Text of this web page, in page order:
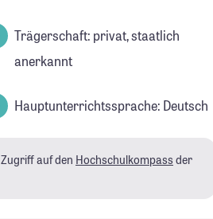
Trägerschaft: privat, staatlich
anerkannt
Hauptunterrichtssprache: Deutsch
auf den Hochschulkompass der